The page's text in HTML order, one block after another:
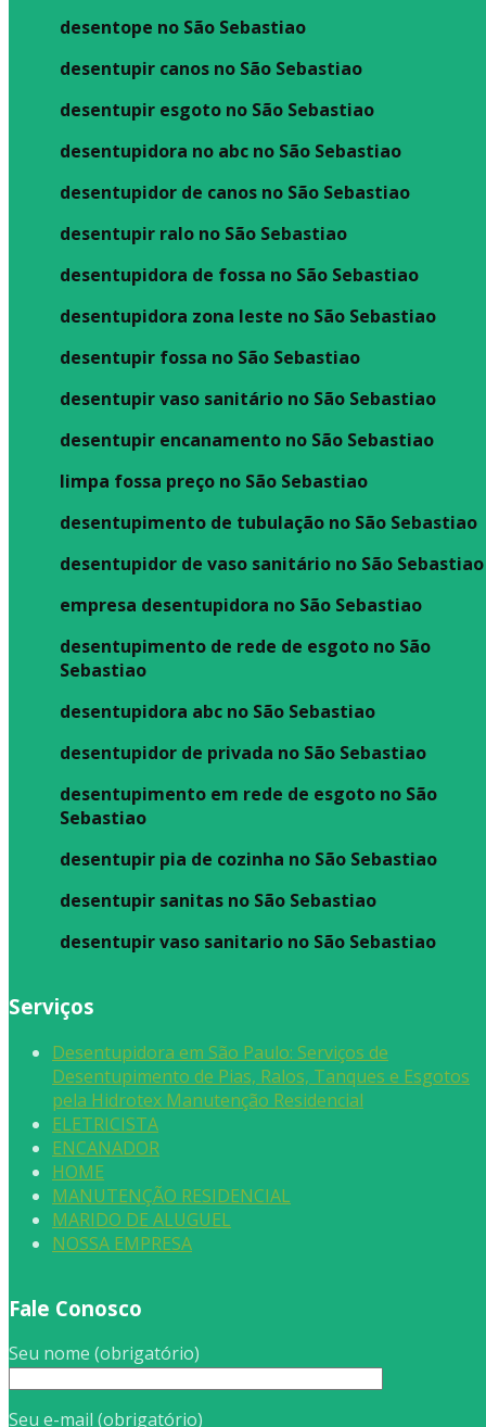
desentope no São Sebastiao
desentupir canos no São Sebastiao
desentupir esgoto no São Sebastiao
desentupidora no abc no São Sebastiao
desentupidor de canos no São Sebastiao
desentupir ralo no São Sebastiao
desentupidora de fossa no São Sebastiao
desentupidora zona leste no São Sebastiao
desentupir fossa no São Sebastiao
desentupir vaso sanitário no São Sebastiao
desentupir encanamento no São Sebastiao
limpa fossa preço no São Sebastiao
desentupimento de tubulação no São Sebastiao
desentupidor de vaso sanitário no São Sebastiao
empresa desentupidora no São Sebastiao
desentupimento de rede de esgoto no São
Sebastiao
desentupidora abc no São Sebastiao
desentupidor de privada no São Sebastiao
desentupimento em rede de esgoto no São
Sebastiao
desentupir pia de cozinha no São Sebastiao
desentupir sanitas no São Sebastiao
desentupir vaso sanitario no São Sebastiao
Serviços
Desentupidora em São Paulo: Serviços de
Desentupimento de Pias, Ralos, Tanques e Esgotos
pela Hidrotex Manutenção Residencial
ELETRICISTA
ENCANADOR
HOME
MANUTENÇÃO RESIDENCIAL
MARIDO DE ALUGUEL
NOSSA EMPRESA
Fale Conosco
Seu nome (obrigatório)
Seu e-mail (obrigatório)